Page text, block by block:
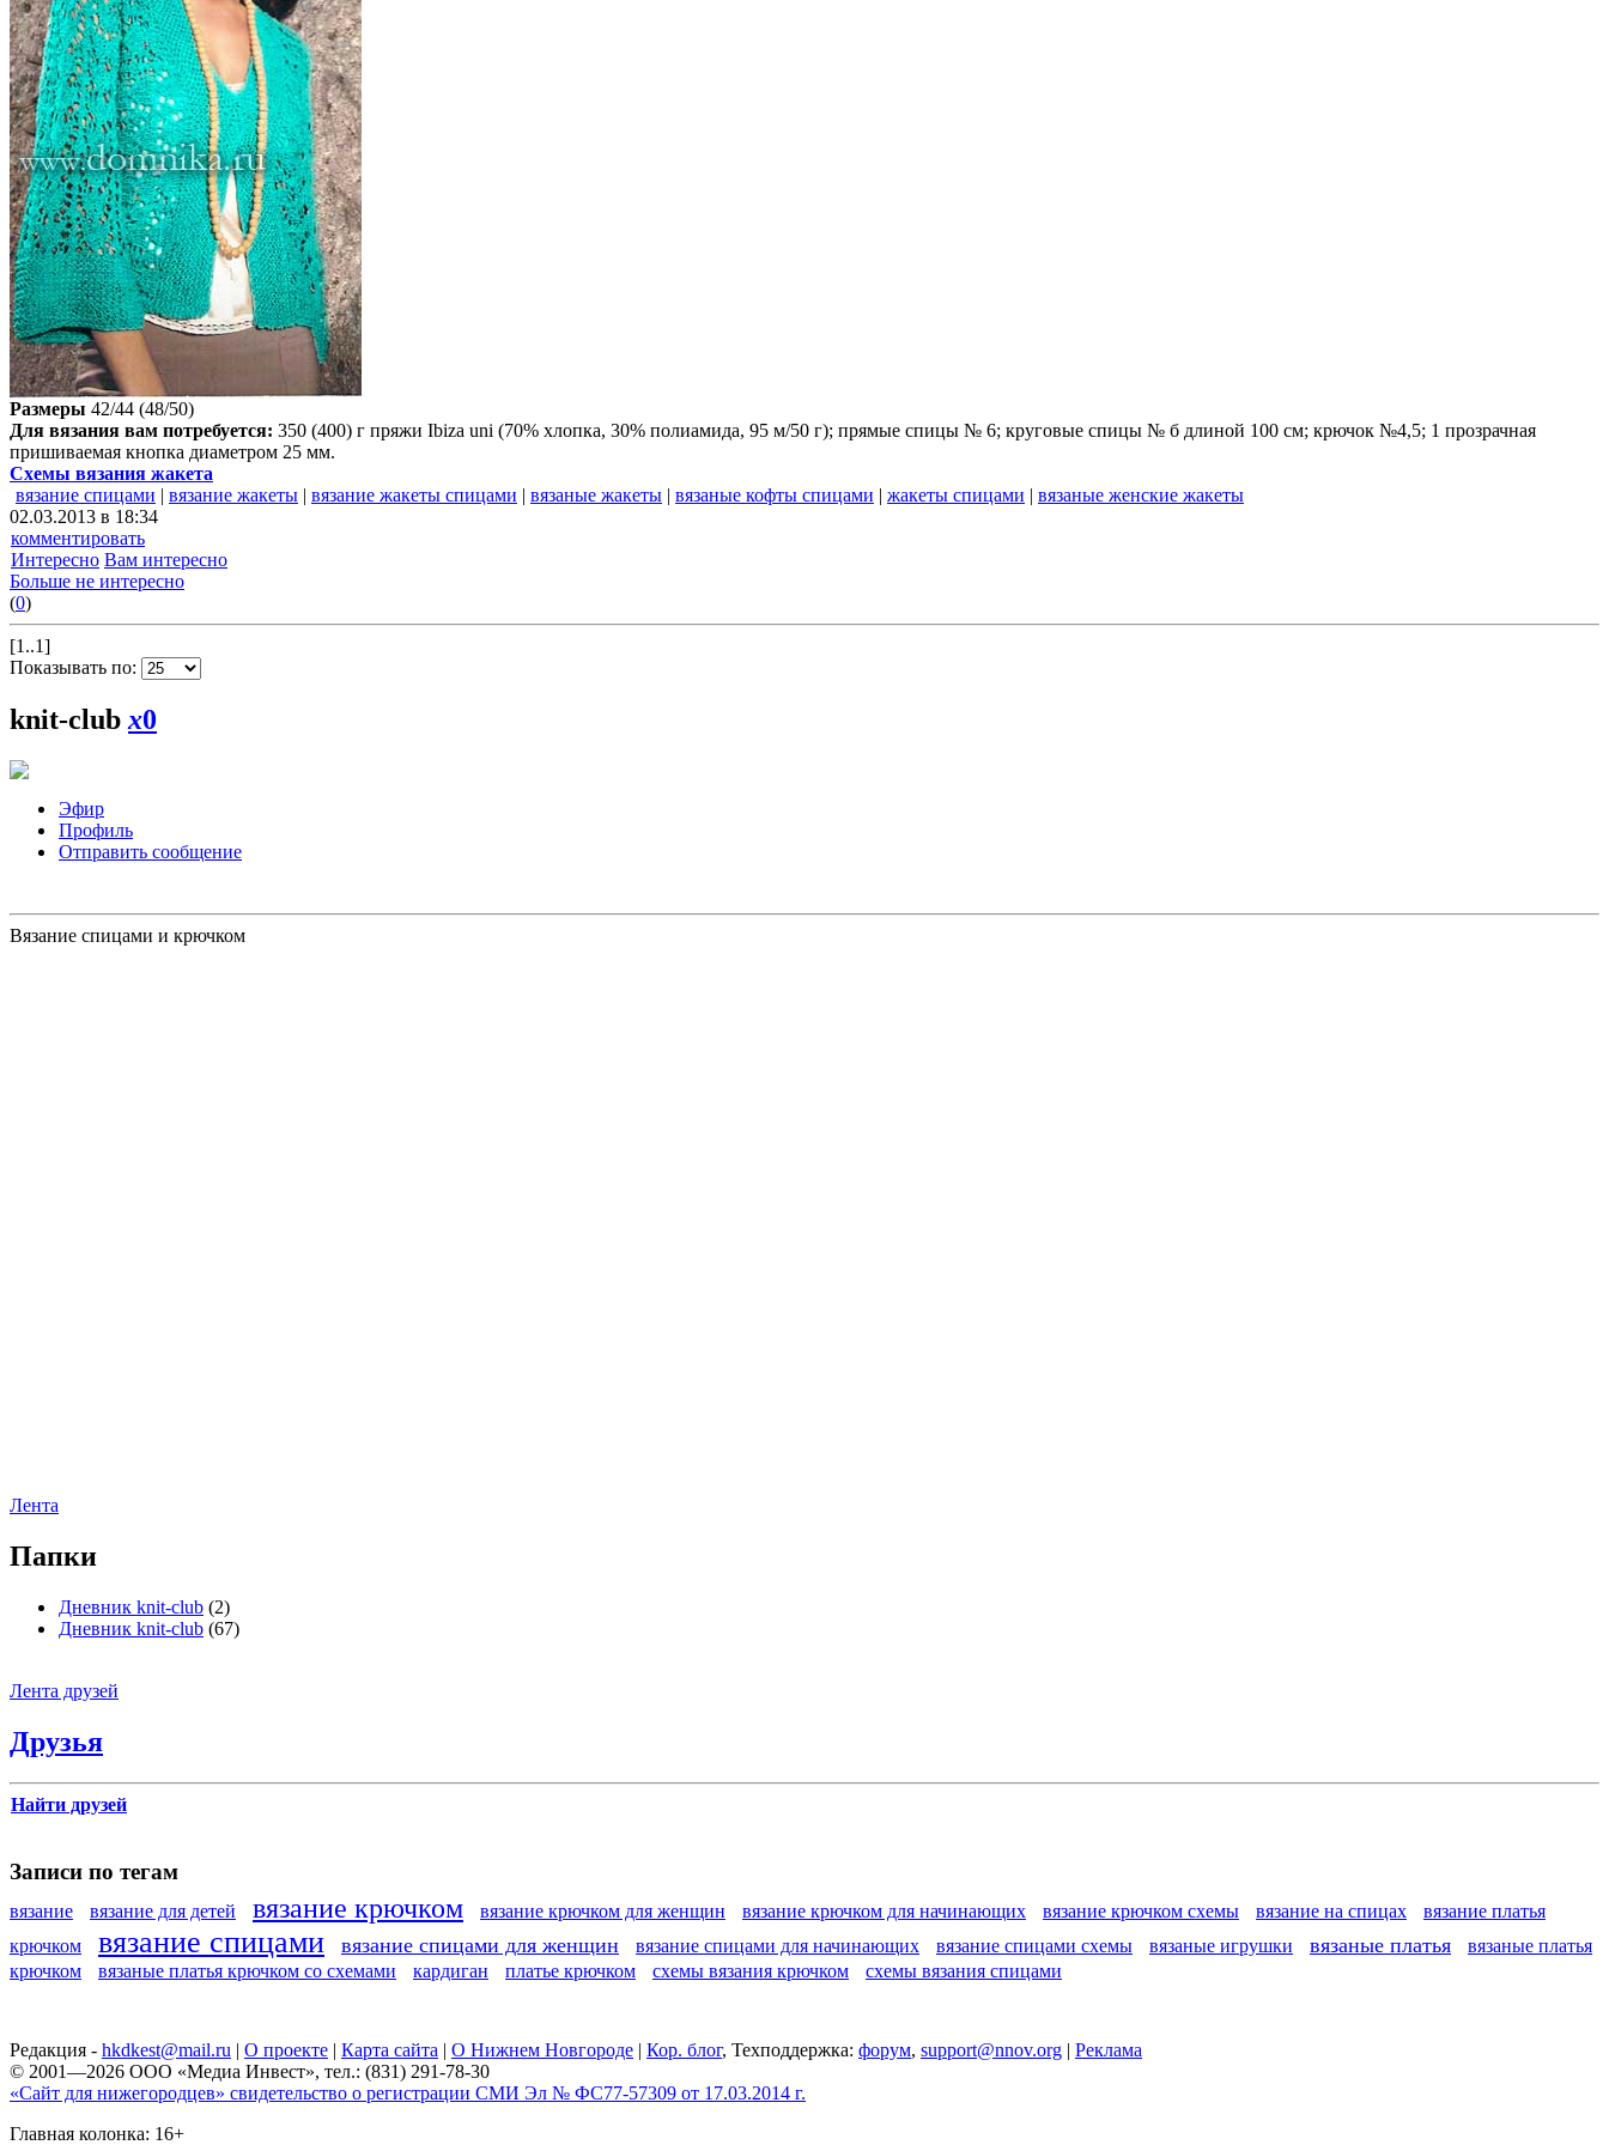
Размеры 42/44 (48/50)
Для вязания вам потребуется: 350 (400) г пряжи Ibiza uni (70% хлопка, 30% полиамида, 95 м/50 г); прямые спицы № 6; круговые спицы № б длиной 100 см; крючок №4,5; 1 прозрачная
пришиваемая кнопка диаметром 25 мм.
Схемы вязания жакета
вязание спицами | вязание жакеты | вязание жакеты спицами | вязаные жакеты | вязаные кофты спицами | жакеты спицами | вязаные женские жакеты
02.03.2013 в 18:34
комментировать
Интересно Вам интересно
Больше не интересно
(0)
[1..1]
Показывать по:
knit-club x0
Эфир
Профиль
Отправить сообщение
Вязание спицами и крючком
Лента
Папки
Дневник knit-club (2)
Дневник knit-club (67)
Лента друзей
Друзья
Найти друзей
Записи по тегам
вязание вязание для детей вязание крючком вязание крючком для женщин вязание крючком для начинающих вязание крючком схемы вязание на спицах
вязание платья
крючком
вязание спицами вязание спицами для женщин вязание спицами для начинающих вязание спицами схемы вязаные игрушки вязаные платья
вязаные платья
крючком
вязаные платья крючком со схемами кардиган платье крючком схемы вязания крючком схемы вязания спицами
Редакция - hkdkest@mail.ru | О проекте | Карта сайта | О Нижнем Новгороде | Кор. блог, Техподдержка: форум, support@nnov.org | Реклама
© 2001—2026 ООО «Медиа Инвест», тел.: (831) 291-78-30
«Сайт для нижегородцев» свидетельство о регистрации СМИ Эл № ФС77-57309 от 17.03.2014 г.
Главная колонка: 16+